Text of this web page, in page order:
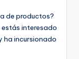
de productos?
estás interesado
ha incursionado